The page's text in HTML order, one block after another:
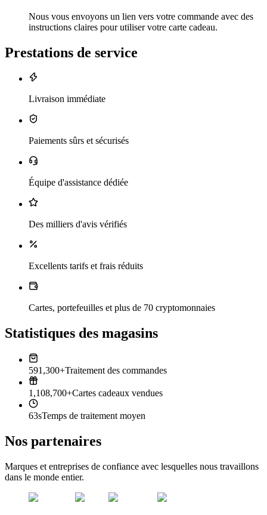
Nous vous envoyons un lien vers votre commande avec des
instructions claires pour utiliser votre carte cadeau.
Prestations de service
Livraison immédiate
Paiements sûrs et sécurisés
Équipe d'assistance dédiée
Des milliers d'avis vérifiés
Excellents tarifs et frais réduits
Cartes, portefeuilles et plus de 70 cryptomonnaies
Statistiques des magasins
591,300+Traitement des commandes
1,108,700+Cartes cadeaux vendues
63sTemps de traitement moyen
Nos partenaires
Marques et entreprises de confiance avec lesquelles nous travaillons
dans le monde entier.